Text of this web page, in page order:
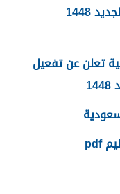
رابط بلاك بورد جامعة الملك عبدالعزيز الجديد 1448
تعلن عن تفعيل